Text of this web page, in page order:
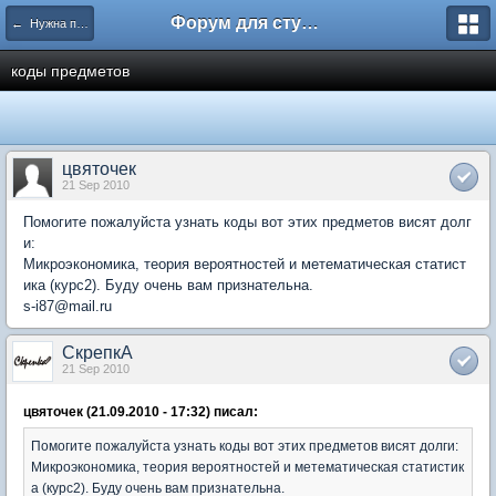
← Нужна помощь Форум для студента СГА
коды предметов
цвяточек
21 Sep 2010
Помогите пожалуйста узнать коды вот этих предметов висят долг
и:
Микроэкономика, теория вероятностей и метематическая статист
ика (курс2). Буду очень вам признательна.
s-i87@mail.ru
СкрепкА
21 Sep 2010
цвяточек (21.09.2010 - 17:32) писал:
Помогите пожалуйста узнать коды вот этих предметов висят долги:
Микроэкономика, теория вероятностей и метематическая статистик
а (курс2). Буду очень вам признательна.